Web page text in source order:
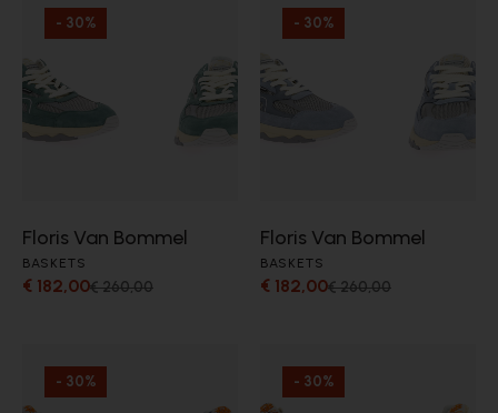
- 30%
Floris Van Bommel
BASKETS
€ 182,00€ 260,00
- 30%
Floris Van Bommel
BASKETS
€ 182,00€ 260,00
- 30% - 30%